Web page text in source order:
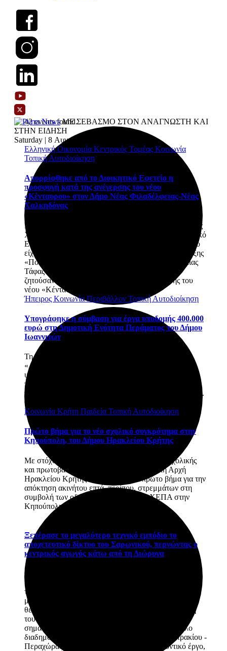
ΜΕ ΣΕΒΑΣΜΟ ΣΤΟΝ ΑΝΑΓΝΩΣΤΗ ΚΑΙ
ΣΤΗΝ ΕΙΔΗΣΗ
Saturday | 8 Αυγούστου 2026
Ελληνική Οικονομία Κεντρικός Τομέας Κοινωνία
Τοπική Αυτοδιοίκηση
Απορρίφθηκε από το Διοικητικό Εφετείο η
προσφυγή κατά της ανέγερσης του νέου
«Κένταυρου» στον Δήμο Νέας Φιλαδέλφειας-Νέας
Χαλκηδόνας
Η Δημοτική Αρχή του Δήμος Νέας Φιλαδέλφειας-Νέας
Χαλκηδόνας ενημέρωσε τους πολίτες πως το Διοικητικό
Εφετείο Αθηνών απέρριψε την αίτηση αναστολής, που
είχαν καταθέσει οι δημοτικοί σύμβουλοι της παράταξης
«Πολιτών Πολιτεία» κ.κ. Μιχάλης Κουτσάκης, Ηλίας
Τάφας και Σωτήρης Κοσκολέτος, με την οποία
ζητούσαν να ανασταλούν οι εργασίες ανέγερσης του
νέου «Κένταυρου».
Ήπειρος ΚοινωνίαΠεριβάλλον Τοπική Αυτοδιοίκηση
Υπογράφηκε η σύμβαση για έργα υποδομής 400.000
ευρώ στη Δημοτική Ενότητα Περάματος του Δήμου
Ιωαννιτών
Τη σύμβαση για την υλοποίηση του έργου:
«Αποκατάσταση, βελτίωση και επέκταση έργων
υποδομής στη Δ.Ε. Περάματος», συνολικού
προϋπολογισμού 400.000 ευρώ με Φ.Π.Α., υπέγραψε
την Τρίτη 4 Αυγούστου 2026 ο Δήμαρχος Ιωαννιτών, κ.
Θωμάς Μπέγκας, με τον ανάδοχο του έργου.
Κοινωνία Κρήτη Παιδεία Τοπική Αυτοδιοίκηση
Πρώτο βήμα για το νέο σχολικό συγκρότημα στην
Κηπούπολη, του Δήμου Ηρακλείου Κρήτης
Με στόχο την κάλυψη των αναγκών της προσχολικής
και πρωτοβάθμιας εκπαίδευσης, η Δημοτική Αρχή
Ηρακλείου Κρήτης προχώρησε στο πρώτο βήμα για την
απόκτηση ακινήτου επτά, περίπου, στρεμμάτων στη
συμβολή των οδών Φιλελλήνων και ΑΧΕΠΑ στην
Κηπούπολη.
Ξεπέρασε το μεγαλύτερο τεχνικό εμπόδιο το
αποχετευτικό δίκτυο του Σαρωνικού, περνώντας ο
κεντρικός αγωγός κάτω από τη Διώρυγα
Ολοκληρώθηκε με επιτυχία η διέλευση του δίδυμου
κεντρικού αγωγού αποχέτευσης ακαθάρτων κάτω από
τη Διώρυγα της Κορίνθου, στην περιοχή της Ισθμίας,
μια ιδιαίτερα απαιτητική τεχνική παρέμβαση, η οποία
θεωρούνταν το πλέον κρίσιμο στάδιο για την εξέλιξη
του έργου. Η επιτυχής ολοκλήρωση της διάβασης
σηματοδοτεί ένα σημαντικό ορόσημο για το μεγάλο
διαδημοτικό (Δήμος Κορινθίων και Δήμος Λουτρακίου -
Περαχώρας & Αγίων Θεοδώρων) περιβαλλοντικό έργο,
42 events found.